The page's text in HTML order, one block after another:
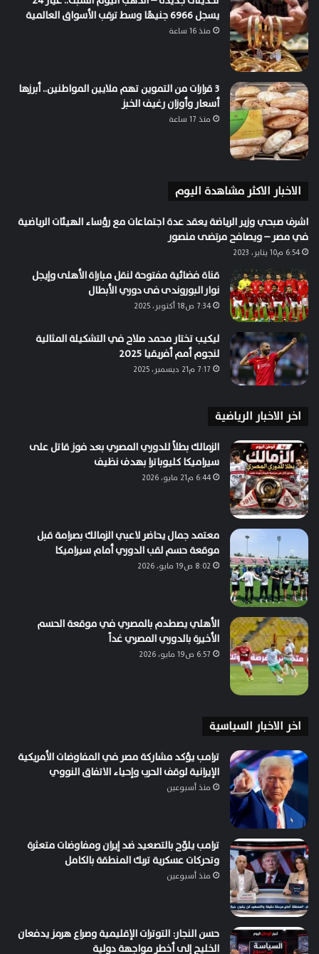
يسجل 6966 جنيهًا وسط ترقب الأسواق العالمية
منذ 16 ساعة
3 قرارات من التموين تهم ملايين المواطنين.. أبرزها
أسعار وأوزان رغيف الخبز
منذ 17 ساعة
الاخبار الاكثر مشاهدة اليوم
اشرف صبحي وزير الرياضة يعقد عدة اجتماعات مع رؤساء الهيئات الرياضية
في مصر – ويصافح مرتضى منصور
6:54 م10 يناير، 2023
قناة فضائية مفتوحة لنقل مباراة الأهلى وإيجل
نوار البوروندى فى دوري الأبطال
7:34 ص18 أكتوبر، 2025
ليكيب تختار محمد صلاح في التشكيلة المثالية
لنجوم أمم أفريقيا 2025
7:17 م21 ديسمبر، 2025
اخر الاخبار الرياضية
الزمالك بطلاً للدوري المصري بعد فوز قاتل على
سيراميكا كليوباترا بهدف نظيف
6:44 م21 مايو، 2026
معتمد جمال يحاضر لاعبي الزمالك بصرامة قبل
موقعة حسم لقب الدوري أمام سيراميكا
8:02 ص19 مايو، 2026
الأهلي يصطدم بالمصري في موقعة الحسم
الأخيرة بالدوري المصري غداً
6:57 ص19 مايو، 2026
اخر الاخبار السياسية
ترامب يؤكد مشاركة مصر في المفاوضات الأمريكية
الإيرانية لوقف الحرب وإحياء الاتفاق النووي
منذ أسبوعين
ترامب يلوّح بالتصعيد ضد إيران ومفاوضات متعثرة
وتحركات عسكرية تربك المنطقة بالكامل
منذ أسبوعين
حسن النجار: التوترات الإقليمية وصراع هرمز يدفعان
الخليج إلى أخطر مواجهة دولية